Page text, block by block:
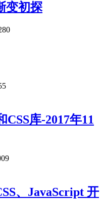
变初探
库-2017年11
、JavaScript 开